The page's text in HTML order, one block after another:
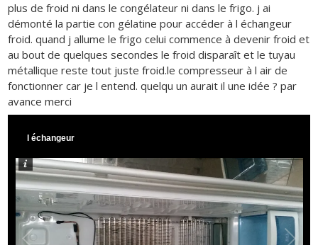
plus de froid ni dans le congélateur ni dans le frigo. j ai
démonté la partie con gélatine pour accéder à l échangeur
froid. quand j allume le frigo celui commence à devenir froid et
au bout de quelques secondes le froid disparaît et le tuyau
métallique reste tout juste froid.le compresseur à l air de
fonctionner car je l entend. quelqu un aurait il une idée ? par
avance merci
l échangeur